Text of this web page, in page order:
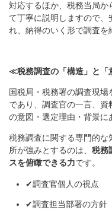
対応するほか、税務当局か
て丁寧に説明しますので、
れ、納得のいく形で調査を
≪税務調査の「構造」と
国税局・税務署の調査現場
であり、調査官の一言、
の意図・選定理由・背景に
税務調査に関する専門的な
所が強みとするのは、 税務
スを俯瞰できる力です。
✔調査官個人の視点
✔調査担当部署の方針